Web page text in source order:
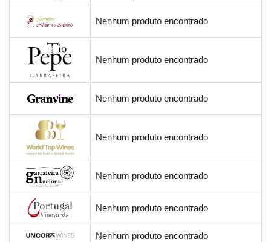
Nenhum produto encontrado
Nenhum produto encontrado
Nenhum produto encontrado
Nenhum produto encontrado
Nenhum produto encontrado
Nenhum produto encontrado
Nenhum produto encontrado